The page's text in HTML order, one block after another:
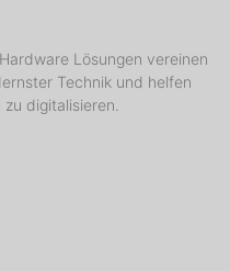
Lösungen vereinen
Technik und helfen
digitalisieren.